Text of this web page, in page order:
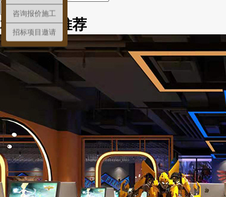
相关阅读推荐
咨询报价施工
招标项目邀请